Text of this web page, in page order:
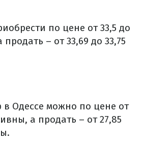
по цене от 33,5 до
– от 33,69 до 33,75
в Одессе можно по цене от
а продать – от 27,85